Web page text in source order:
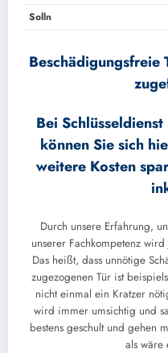
Solln
Beschädigungsfreie
Bei
können Sie sich
weitere Kosten
Durch unsere Erfahrung,
unserer Fachkompetenz
Das heißt, dass unnötige
zugezogenen Tür ist
nicht einmal ein Kratzer
wird immer umsichtig und
bestens geschult und gehen
als wäre